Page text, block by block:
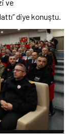
ve
diye konuştu.